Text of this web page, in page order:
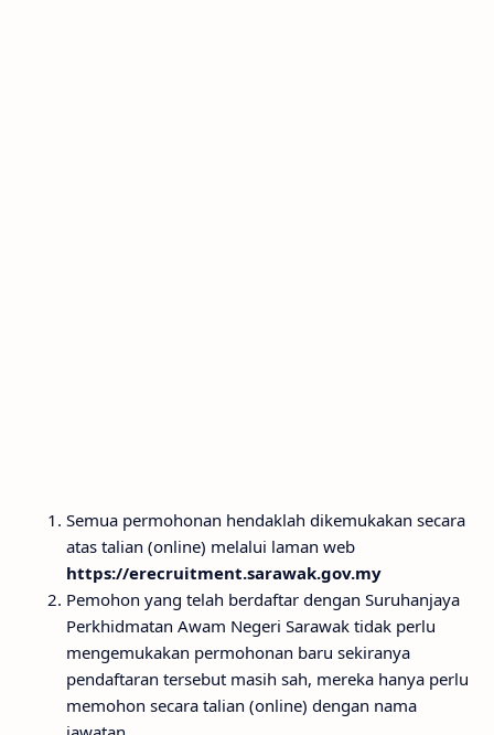
Semua permohonan hendaklah dikemukakan secara
atas talian (online) melalui laman web
https://erecruitment.sarawak.gov.my
Pemohon yang telah berdaftar dengan Suruhanjaya
Perkhidmatan Awam Negeri Sarawak tidak perlu
mengemukakan permohonan baru sekiranya
pendaftaran tersebut masih sah, mereka hanya perlu
memohon secara talian (online) dengan nama